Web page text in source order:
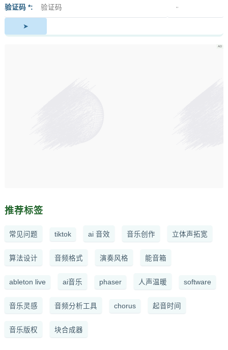
签
验证码 *
推荐标签
常见问题 tiktok ai 音效 音乐创作 立体声拓宽
算法设计 音频格式 演奏风格 能音箱
ableton live ai音乐 phaser 人声温暖 software
音乐灵感 音频分析工具 chorus 起音时间
音乐版权 块合成器